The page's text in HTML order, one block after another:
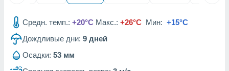
рекламы
Средн. темп.: +20°C Макс.: +26°C Мин: +15°C
Дождливые дни: 9 дней
Осадки: 53 мм